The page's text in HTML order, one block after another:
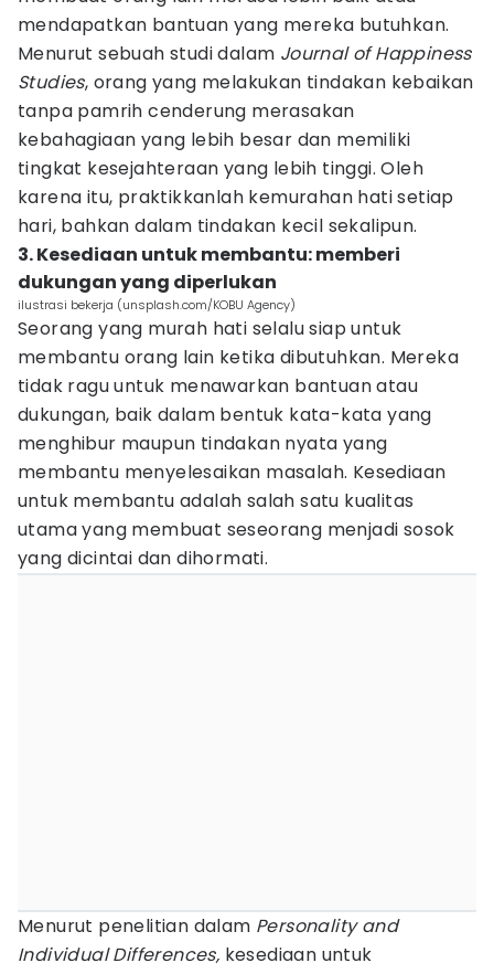
mendapatkan bantuan yang mereka butuhkan.
Menurut sebuah studi dalam Journal of Happiness
Studies, orang yang melakukan tindakan kebaikan
tanpa pamrih cenderung merasakan
kebahagiaan yang lebih besar dan memiliki
tingkat kesejahteraan yang lebih tinggi. Oleh
karena itu, praktikkanlah kemurahan hati setiap
hari, bahkan dalam tindakan kecil sekalipun.
3. Kesediaan untuk membantu: memberi
dukungan yang diperlukan
ilustrasi bekerja (unsplash.com/KOBU Agency)
Seorang yang murah hati selalu siap untuk
membantu orang lain ketika dibutuhkan. Mereka
tidak ragu untuk menawarkan bantuan atau
dukungan, baik dalam bentuk kata-kata yang
menghibur maupun tindakan nyata yang
membantu menyelesaikan masalah. Kesediaan
untuk membantu adalah salah satu kualitas
utama yang membuat seseorang menjadi sosok
yang dicintai dan dihormati.
Menurut penelitian dalam Personality and
Individual Differences, kesediaan untuk